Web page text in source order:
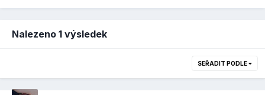
Nalezeno 1 výsledek
SEŘADIT PODLE